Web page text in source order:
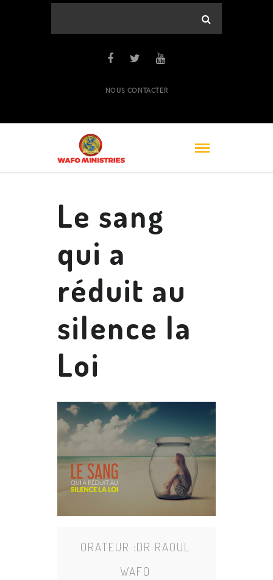
NOUS CONTACTER
Le sang
qui a
réduit au
silence la
Loi
ORATEUR :DR RAOUL
WAFO